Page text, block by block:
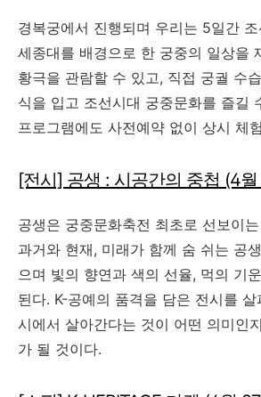
경복궁에서 진행되며 우리는 5일간
세종대를 배경으로 한 궁중의 일상을
황극을 관람할 수 있고, 직접 궁궐 수
식을 입고 조선시대 궁중문화를 즐길
프로그램에도 사전예약 없이 상시 체
[전시] 공생 : 시공간의 중첩 (4
공생은 궁중문화축전 최초로 선보이
과거와 현재, 미래가 함께 숨 쉬는 공
으며 빛의 향연과 색의 선율, 먹의 기
된다. K-공예의 품격을 담은 전시를
시에서 살아간다는 것이 어떤 의미인
가 될 것이다.